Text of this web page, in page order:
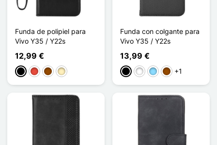
Funda de polipiel para
Vivo Y35 / Y22s
12,99 €
NegroRojoMarrón
Oro
Funda con colgante para
Vivo Y35 / Y22s
13,99 €
NegroBlancoAzul claro
Marrón
+1